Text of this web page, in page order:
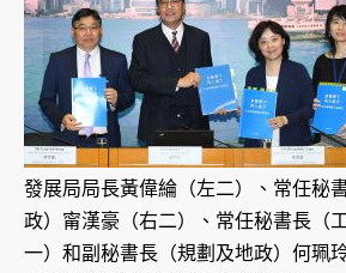
發展局局長黃偉綸（左二）、常任秘
政）甯漢豪（右二）、常任秘書長（
一）和副秘書長（規劃及地政）何珮